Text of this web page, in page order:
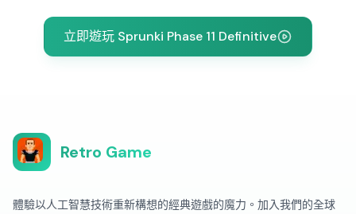
立即遊玩 Sprunki Phase 11 Definitive
Retro Game
體驗以人工智慧技術重新構想的經典遊戲的魔力。加入我們的全球